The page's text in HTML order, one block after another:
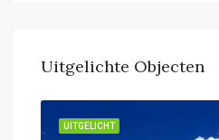
Uitgelichte Objecten
UITGELICHT